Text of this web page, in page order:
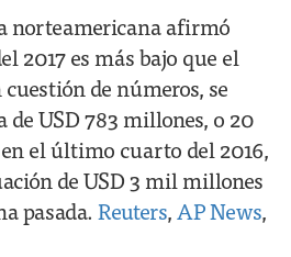
norteamericana afirmó
2017 es más bajo que el
de números, se
USD 783 millones, o 20
en el último cuarto del 2016,
de USD 3 mil millones
pasada. Reuters, AP News,